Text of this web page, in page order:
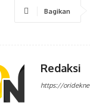
Bagikan
Redaksi
https://